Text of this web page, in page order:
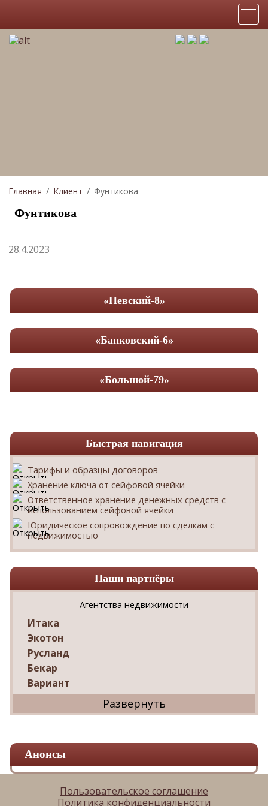
«Невский-8»
«Банковский-6»
«Большой-79»
Главная Клиент Фунтикова
Фунтикова
28.4.2023
Быстрая навигация
Тарифы и образцы договоров
Хранение ключа от сейфовой ячейки
Ответственное хранение денежных средств с
использованием сейфовой ячейки
Юридическое сопровождение по сделкам с
недвижимостью
Наши партнёры
Агентства недвижимости
Итака
Экотон
Русланд
Бекар
Вариант
Дриада
Реал
Ваш Дом
Александр
Мир квартир
Панорама
Анонсы
Пользовательское соглашение
Политика конфиденциальности